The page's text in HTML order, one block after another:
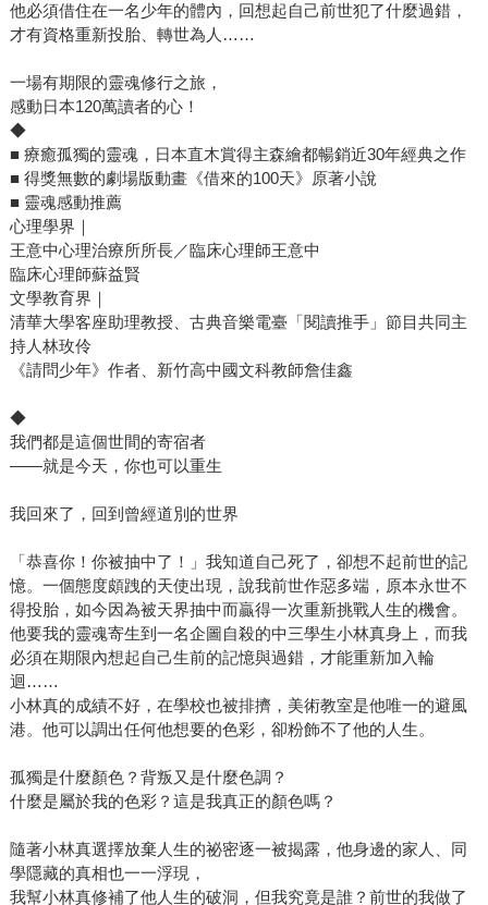
他必須借住在一名少年的體內，回想起自己前世犯了什麼過錯，
才有資格重新投胎、轉世為人……
一場有期限的靈魂修行之旅，
感動日本120萬讀者的心！
◆
■ 療癒孤獨的靈魂，日本直木賞得主森繪都暢銷近30年經典之作
■ 得獎無數的劇場版動畫《借來的100天》原著小說
■ 靈魂感動推薦
心理學界｜
王意中心理治療所所長／臨床心理師王意中
臨床心理師蘇益賢
文學教育界｜
清華大學客座助理教授、古典音樂電臺「閱讀推手」節目共同主
持人林玫伶
《請問少年》作者、新竹高中國文科教師詹佳鑫
◆
我們都是這個世間的寄宿者
——就是今天，你也可以重生
我回來了，回到曾經道別的世界
「恭喜你！你被抽中了！」我知道自己死了，卻想不起前世的記
憶。一個態度頗跩的天使出現，說我前世作惡多端，原本永世不
得投胎，如今因為被天界抽中而贏得一次重新挑戰人生的機會。
他要我的靈魂寄生到一名企圖自殺的中三學生小林真身上，而我
必須在期限內想起自己生前的記憶與過錯，才能重新加入輪
迴……
小林真的成績不好，在學校也被排擠，美術教室是他唯一的避風
港。他可以調出任何他想要的色彩，卻粉飾不了他的人生。
孤獨是什麼顏色？背叛又是什麼色調？
什麼是屬於我的色彩？這是我真正的顏色嗎？
隨著小林真選擇放棄人生的祕密逐一被揭露，他身邊的家人、同
學隱藏的真相也一一浮現，
我幫小林真修補了他人生的破洞，但我究竟是誰？前世的我做了